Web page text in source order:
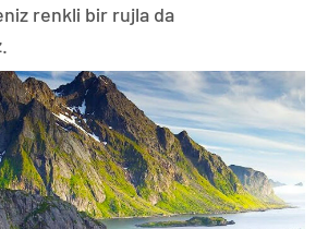
renkli bir rujla da